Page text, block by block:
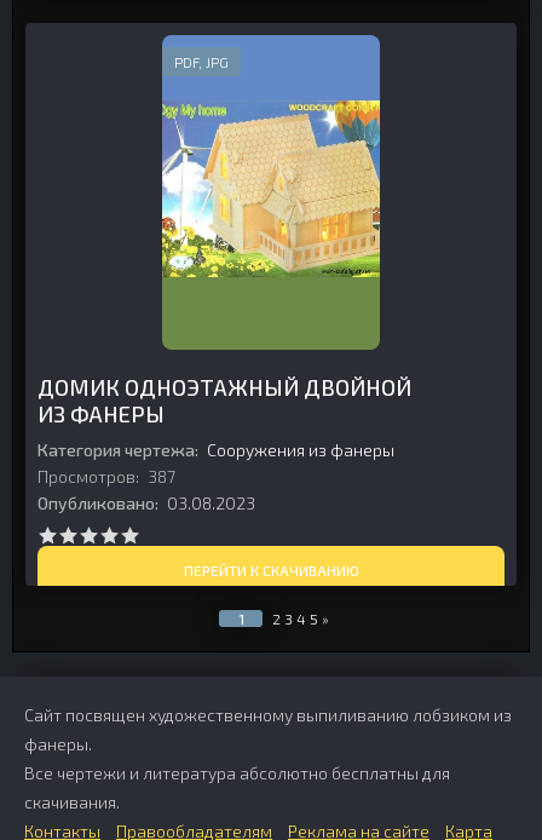
PDF, JPG
ДОМИК ОДНОЭТАЖНЫЙ ДВОЙНОЙ
ИЗ ФАНЕРЫ
Категория чертежа: Сооружения из фанеры
Просмотров: 387
Опубликовано: 03.08.2023
ПЕРЕЙТИ К СКАЧИВАНИЮ
1 2 3 4 5 »
Сайт посвящен художественному выпиливанию лобзиком из
фанеры.
Все чертежи и литература абсолютно бесплатны для
скачивания.
Контакты
Правообладателям Реклама на сайте Карта